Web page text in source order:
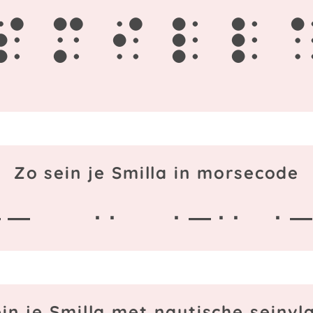
m i l l
Zo sein je Smilla in morsecode
— · · · — · · · —